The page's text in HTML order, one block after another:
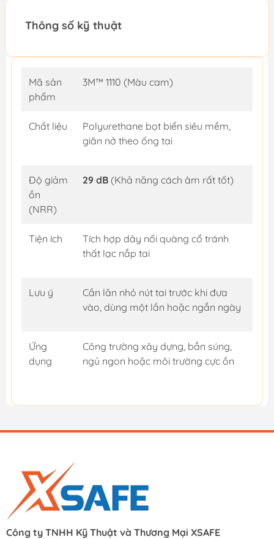
Thông số kỹ thuật
Mã sản
phẩm
3M™ 1110 (Màu cam)
Chất liệu
Polyurethane bọt biển siêu mềm,
giãn nở theo ống tai
Độ giảm
ồn
(NRR)
29 dB (Khả năng cách âm rất tốt)
Tiện ích
Tích hợp dây nối quàng cổ tránh
thất lạc nắp tai
Lưu ý
Cần lăn nhỏ nút tai trước khi đưa
vào, dùng một lần hoặc ngắn ngày
Ứng
dụng
Công trường xây dựng, bắn súng,
ngủ ngon hoặc môi trường cực ồn
Công ty TNHH Kỹ Thuật và Thương Mại XSAFE